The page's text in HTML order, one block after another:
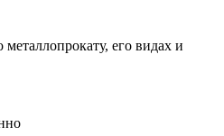
его видах и